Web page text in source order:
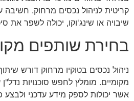
קריטית לניהול נכסים מרחוק. חשיבה
שיבויה או שינג'וקו, יכולה לשפר את
בחירת שותפים
ניהול נכסים בטוקיו מרחוק דורש
מקומיים. מומלץ לחפש סוכנויות
אשר יכולות לספק מידע עדכני